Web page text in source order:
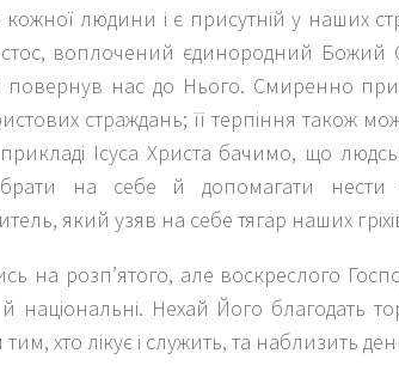
кожної людини і є присутній у наших
воплочений єдинородний
повернув нас до Нього. Смиренно
страждань; її терпіння також
Ісуса Христа бачимо, що
на себе й допомагати нести
який узяв на себе тягар наших
на розп’ятого, але воскреслого
національні. Нехай Його благодать
тим, хто лікує і служить, та наблизить